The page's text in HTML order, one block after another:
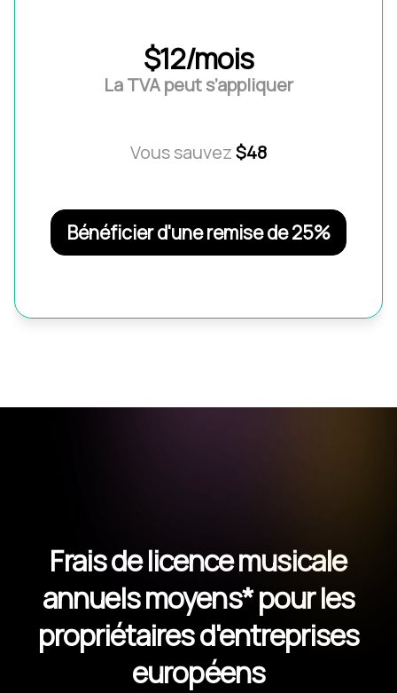
$12/mois
La TVA peut s’appliquer
Vous sauvez$48
Bénéficier d'une remise de 25%
Frais de licence musicale
annuels moyens* pour les
propriétaires d'entreprises
européens